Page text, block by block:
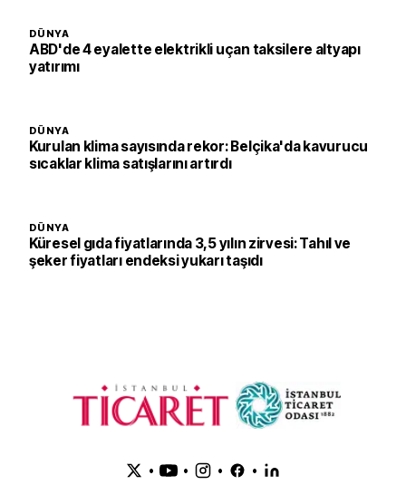
DÜNYA
ABD'de 4 eyalette elektrikli uçan taksilere altyapı
yatırımı
DÜNYA
Kurulan klima sayısında rekor: Belçika'da kavurucu
sıcaklar klima satışlarını artırdı
DÜNYA
Küresel gıda fiyatlarında 3,5 yılın zirvesi: Tahıl ve
şeker fiyatları endeksi yukarı taşıdı
• • • •